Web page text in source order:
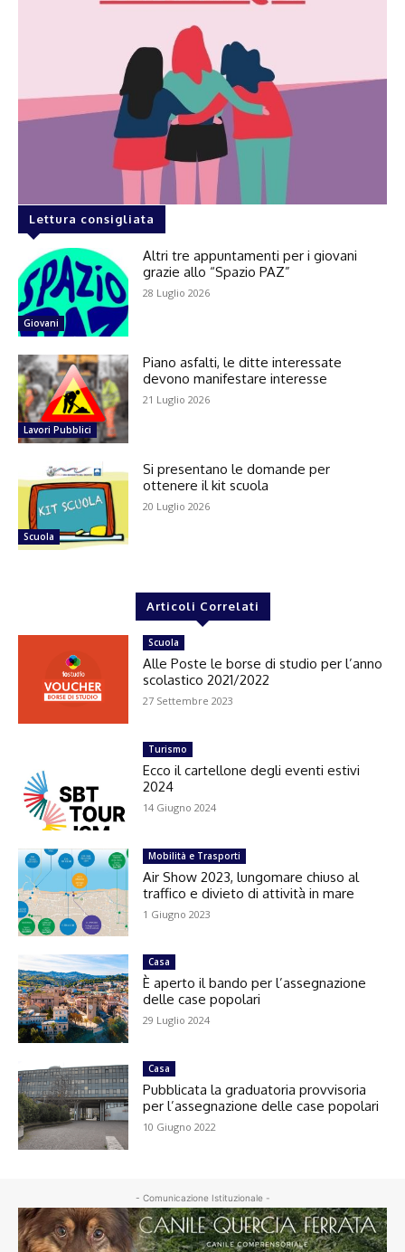
Lettura consigliata
Giovani
Altri tre appuntamenti per i giovani
grazie allo “Spazio PAZ”
28 Luglio 2026
Lavori Pubblici
Piano asfalti, le ditte interessate
devono manifestare interesse
21 Luglio 2026
Scuola
Si presentano le domande per
ottenere il kit scuola
20 Luglio 2026
Articoli Correlati
Scuola
Alle Poste le borse di studio per l’anno
scolastico 2021/2022
27 Settembre 2023
Turismo
Ecco il cartellone degli eventi estivi
2024
14 Giugno 2024
Mobilità e Trasporti
Air Show 2023, lungomare chiuso al
traffico e divieto di attività in mare
1 Giugno 2023
Casa
È aperto il bando per l’assegnazione
delle case popolari
29 Luglio 2024
Casa
Pubblicata la graduatoria provvisoria
per l’assegnazione delle case popolari
10 Giugno 2022
- Comunicazione Istituzionale -